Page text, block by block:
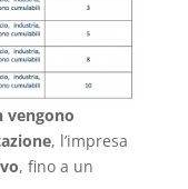
vengono
, l’impresa
, fino a un